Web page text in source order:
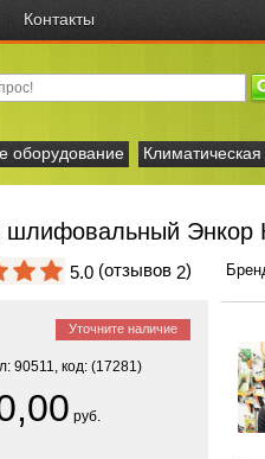
Контакты
оборудование Климатическая
шлифовальный Энкор
5.0 (отзывов 2)
Уточните наличие
90511, код: (17281)
руб.